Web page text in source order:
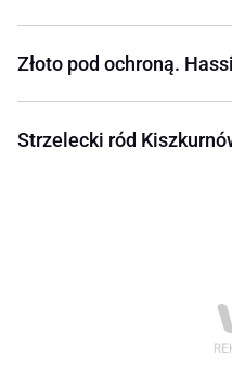
Złoto pod ochroną.
Strzelecki ród